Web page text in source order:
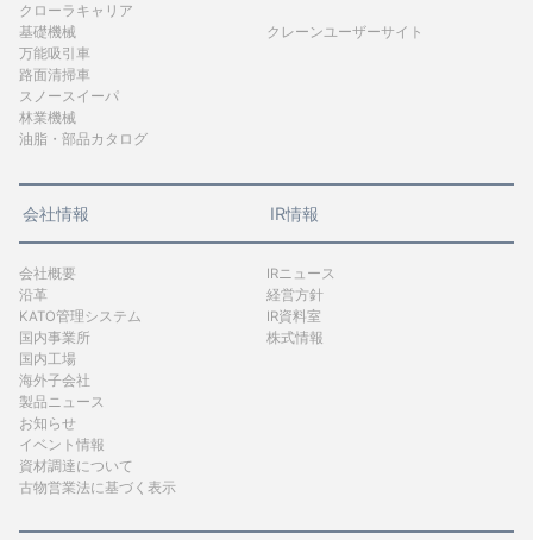
クローラキャリア
基礎機械
万能吸引車
路面清掃車
スノースイーパ
林業機械
油脂・部品カタログ
クレーンユーザーサイト
会社情報
会社概要
沿革
KATO管理システム
国内事業所
国内工場
海外子会社
製品ニュース
お知らせ
イベント情報
資材調達について
古物営業法に基づく表示
IR情報
IRニュース
経営方針
IR資料室
株式情報